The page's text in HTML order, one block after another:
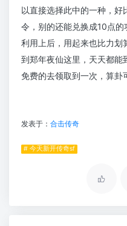
以直接选择此中的一种，
令，别的还能兑换成10点
利用上后，用起来也比力划
到郑年夜仙这里，天天都能
免费的去领取到一次，算卦
发表于： 合击传奇
# 今天新开传奇sf